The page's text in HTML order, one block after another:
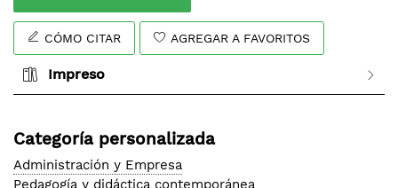
CÓMO CITAR AGREGAR A FAVORITOS
Impreso
Categoría personalizada
Administración y Empresa
Pedagogía y didáctica contemporánea